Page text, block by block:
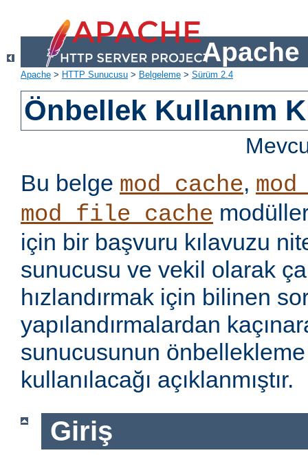
Apache
Apache > HTTP Sunucusu > Belgeleme > Sürüm 2.4
Önbellek Kullanım
Bu belge mod_cache,
mod_file_cache
için bir başvuru kılavuzu
sunucusu ve vekil olarak
hızlandırmak için bilinen
yapılandırmalardan
sunucusunun
kullanılacağı açıklanmıştır.
Giriş